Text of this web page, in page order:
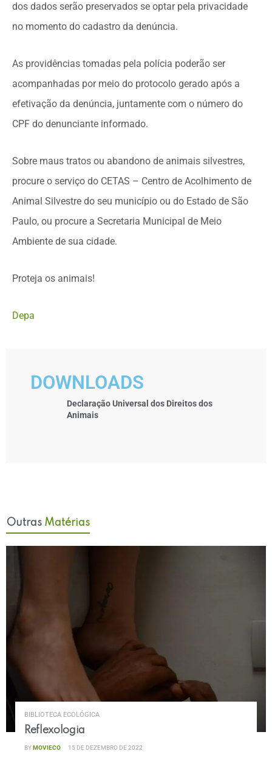
dos dados serão preservados se optar pela privacidade
no momento do cadastro da denúncia.
As providências tomadas pela polícia poderão ser
acompanhadas por meio do protocolo gerado após a
efetivação da denúncia, juntamente com o número do
CPF do denunciante informado.
Sobre maus tratos ou abandono de animais silvestres,
procure o serviço do CETAS – Centro de Acolhimento de
Animal Silvestre do seu município ou do Estado de São
Paulo, ou procure a Secretaria Municipal de Meio
Ambiente de sua cidade.
Proteja os animais!
Depa
DOWNLOADS
Declaração Universal dos Direitos dos
Animais
Outras Matérias
BIBLIOTECA ECOLÓGICA
Reflexologia
BYMOVIECO 15 DE DEZEMBRO DE 2022